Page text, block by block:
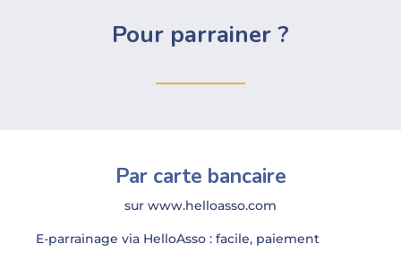
Pour parrainer ?
Par carte bancaire
sur www.helloasso.com
E-parrainage via HelloAsso : facile, paiement